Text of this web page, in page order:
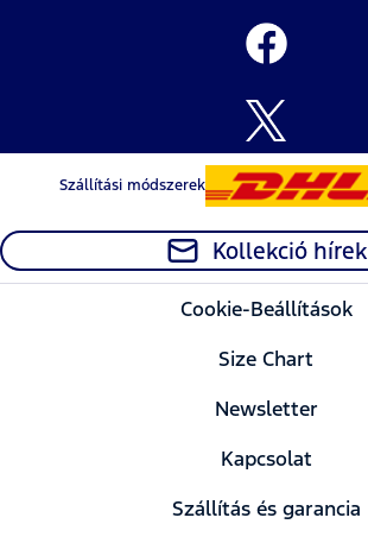
Szállítási módszerek
Kollekció hírek
Cookie-Beállítások
Size Chart
Newsletter
Kapcsolat
Szállítás és garancia